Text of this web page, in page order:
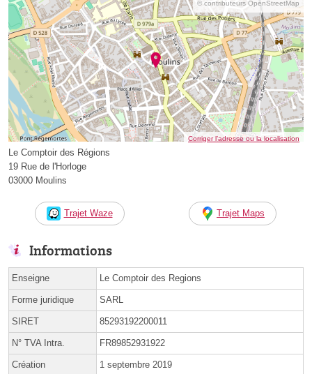
© contributeurs OpenStreetMap
Corriger l’adresse ou la localisation
Le Comptoir des Régions
19 Rue de l'Horloge
03000 Moulins
Trajet Waze Trajet Maps
Informations
Enseigne Le Comptoir des Regions
Forme juridique SARL
SIRET 85293192200011
N° TVA Intra. FR89852931922
Création 1 septembre 2019